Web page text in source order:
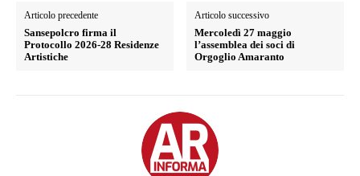
Articolo precedente
Sansepolcro firma il
Protocollo 2026-28 Residenze
Artistiche
Articolo successivo
Mercoledì 27 maggio
l’assemblea dei soci di
Orgoglio Amaranto